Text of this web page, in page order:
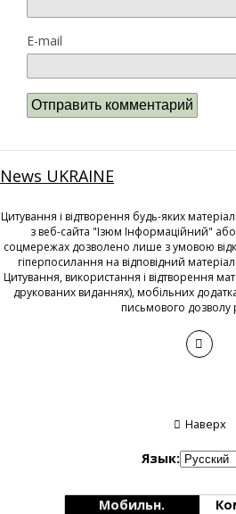
E-mail
News UKRAINE
Цитування і відтворення будь-яких
з веб-сайта "Ізюм Інформаційний" або
соцмережах дозволено лише з умовою
гіперпосилання на відповідний
Цитування, використання і відтворення
друкованих виданнях), мобільних
письмового дозволу
Наверх
Язык:
Мобильн.